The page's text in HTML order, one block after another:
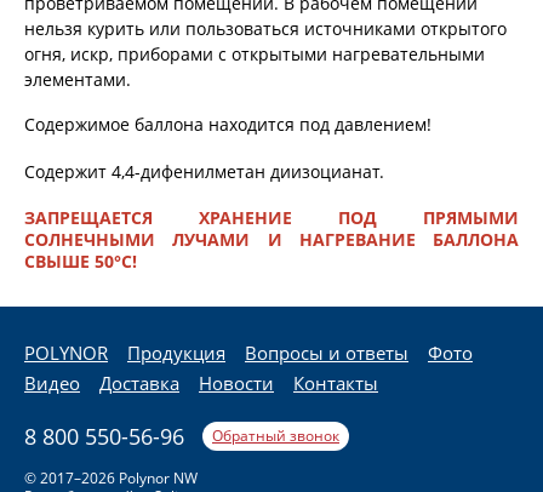
нельзя курить или пользоваться источниками открытого
огня, искр, приборами с открытыми нагревательными
элементами.
Содержимое баллона находится под давлением!
Содержит 4,4-дифенилметан диизоцианат.
ЗАПРЕЩАЕТСЯ ХРАНЕНИЕ ПОД ПРЯМЫМИ
СОЛНЕЧНЫМИ ЛУЧАМИ И НАГРЕВАНИЕ БАЛЛОНА
СВЫШЕ 50°C!
© 2017–2026 Polynor NW
POLYNOR Продукция Вопросы и ответы
Фото
Видео
Доставка Новости Контакты
8 800 550-56-96 Обратный звонок